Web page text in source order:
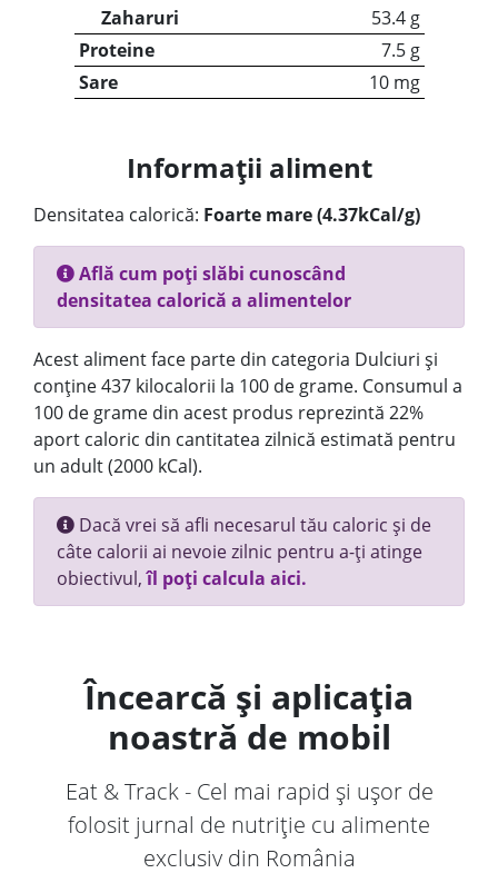
Zaharuri
53.4 g
Proteine
7.5 g
Sare
10 mg
Informații aliment
Densitatea calorică: Foarte mare (4.37kCal/g)
Află cum poți slăbi cunoscând
densitatea calorică a alimentelor
Acest aliment face parte din categoria Dulciuri și
conține 437 kilocalorii la 100 de grame. Consumul a
100 de grame din acest produs reprezintă 22%
aport caloric din cantitatea zilnică estimată pentru
un adult (2000 kCal).
Dacă vrei să afli necesarul tău caloric și de
câte calorii ai nevoie zilnic pentru a-ți atinge
obiectivul,îl poți calcula aici.
Încearcă și aplicația
noastră de mobil
Eat & Track - Cel mai rapid și ușor de
folosit jurnal de nutriție cu alimente
exclusiv din România